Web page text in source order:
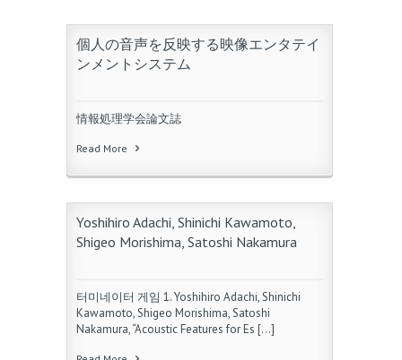
個人の音声を反映する映像エンタテイ
ンメントシステム
情報処理学会論文誌
Read More
Yoshihiro Adachi, Shinichi Kawamoto,
Shigeo Morishima, Satoshi Nakamura
터미네이터 게임 1. Yoshihiro Adachi, Shinichi
Kawamoto, Shigeo Morishima, Satoshi
Nakamura, “Acoustic Features for Es […]